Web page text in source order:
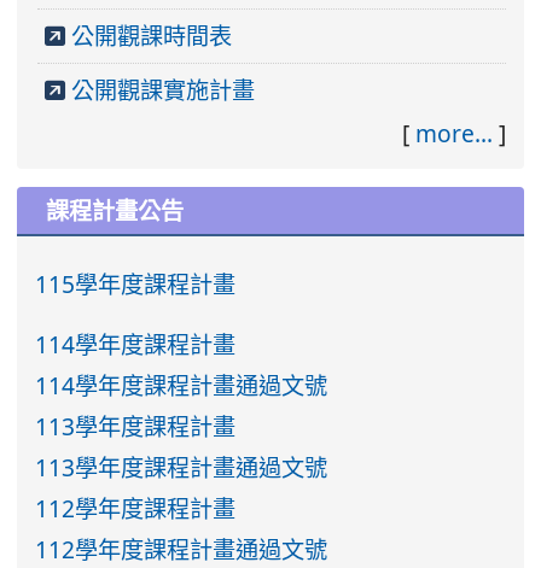
公開觀課時間表
公開觀課實施計畫
[ more... ]
課程計畫公告
115學年度課程計畫
114學年度課程計畫
114學年度課程計畫通過文號
113學年度課程計畫
113學年度課程計畫通過文號
112學年度課程計畫
112學年度課程計畫通過文號